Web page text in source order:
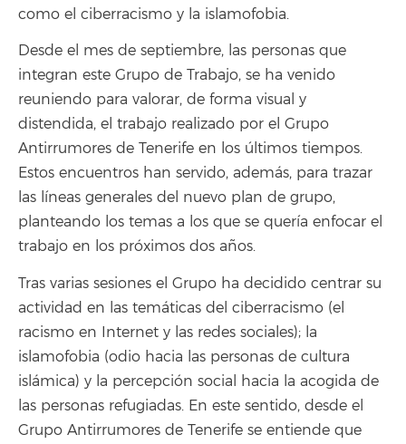
como el ciberracismo y la islamofobia.
Desde el mes de septiembre, las personas que
integran este Grupo de Trabajo, se ha venido
reuniendo para valorar, de forma visual y
distendida, el trabajo realizado por el Grupo
Antirrumores de Tenerife en los últimos tiempos.
Estos encuentros han servido, además, para trazar
las líneas generales del nuevo plan de grupo,
planteando los temas a los que se quería enfocar el
trabajo en los próximos dos años.
Tras varias sesiones el Grupo ha decidido centrar su
actividad en las temáticas del ciberracismo (el
racismo en Internet y las redes sociales); la
islamofobia (odio hacia las personas de cultura
islámica) y la percepción social hacia la acogida de
las personas refugiadas. En este sentido, desde el
Grupo Antirrumores de Tenerife se entiende que